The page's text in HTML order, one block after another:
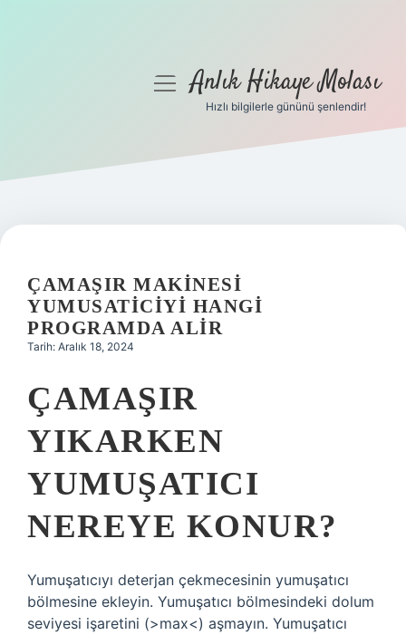
Gizlilik Politikası
Yasal Uyarı
menüyüAnlık Hikaye Molası
Hızlı bilgilerle gününü şenlendir!
ÇAMAŞIR MAKINESI
YUMUSATICIYI HANGI
PROGRAMDA ALIR
Tarih: Aralık 18, 2024
ÇAMAŞIR
YIKARKEN
YUMUŞATICI
NEREYE KONUR?
Yumuşatıcıyı deterjan çekmecesinin yumuşatıcı
bölmesine ekleyin. Yumuşatıcı bölmesindeki dolum
seviyesi işaretini (>max<) aşmayın. Yumuşatıcı